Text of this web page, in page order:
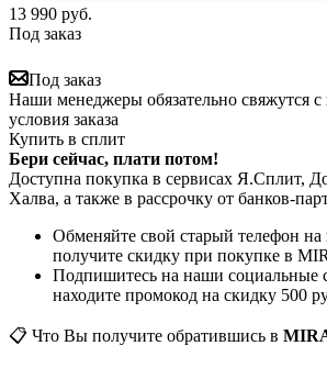
13 990 руб.
Под заказ
Под заказ
Наши менеджеры обязательно свяжутся с
условия заказа
Купить в сплит
Бери сейчас, плати потом!
Доступна покупка в сервисах Я.Сплит,
Халва, а также в рассрочку от банков-
Обменяйте свой старый телефон
получите скидку при покупке в
Подпишитесь на наши социальные
находите промокод на скидку 500
📋 Что Вы получите обратившись в